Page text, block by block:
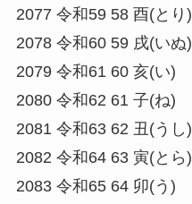
2077 令和59 58 酉(とり)
2078 令和60 59 戌(いぬ)
2079 令和61 60 亥(い)
2080 令和62 61 子(ね)
2081 令和63 62 丑(うし)
2082 令和64 63 寅(とら)
2083 令和65 64 卯(う)